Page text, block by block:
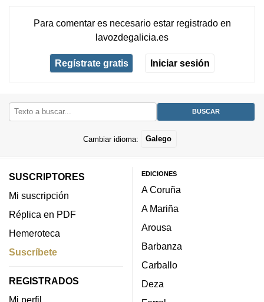
Para comentar es necesario estar registradoen
lavozdegalicia.es
Regístrate gratis Iniciar sesión
Cambiar idioma: Galego
SUSCRIPTORES
Mi suscripción
Réplica en PDF
Hemeroteca
Suscríbete
REGISTRADOS
Mi perfil
EDICIONES
A Coruña
A Mariña
Arousa
Barbanza
Carballo
Deza